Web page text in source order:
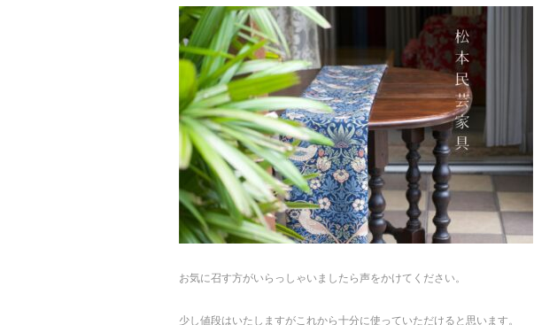
お気に召す方がいらっしゃいましたら声をかけてください。
少し値段はいたしますがこれから十分に使っていただけると思います。